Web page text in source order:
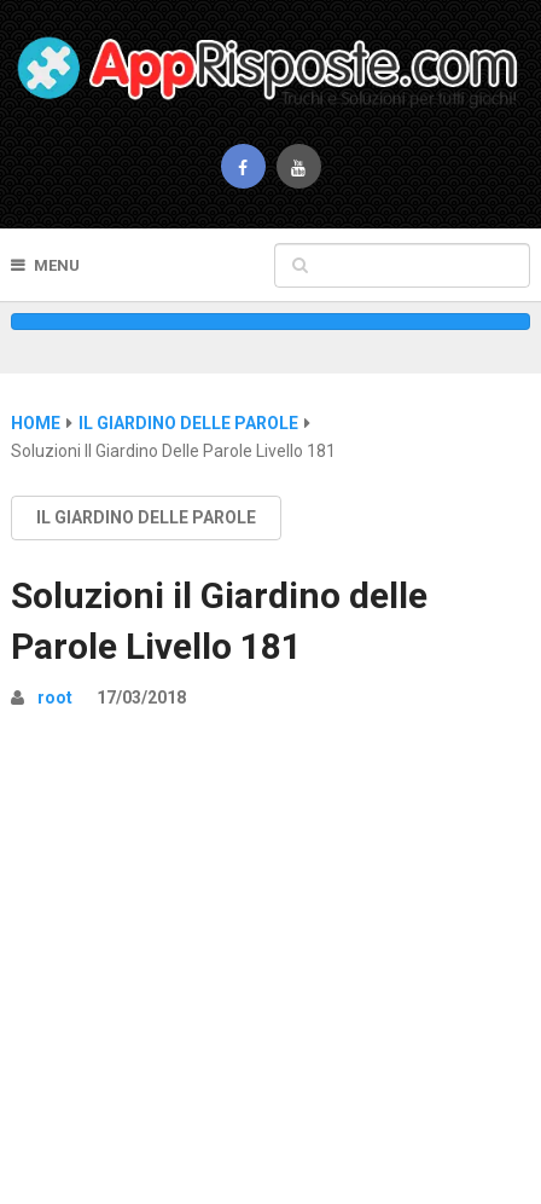
MENU
HOME
IL GIARDINO DELLE PAROLE
Soluzioni Il Giardino Delle Parole Livello 181
IL GIARDINO DELLE PAROLE
Soluzioni il Giardino delle
Parole Livello 181
root 17/03/2018